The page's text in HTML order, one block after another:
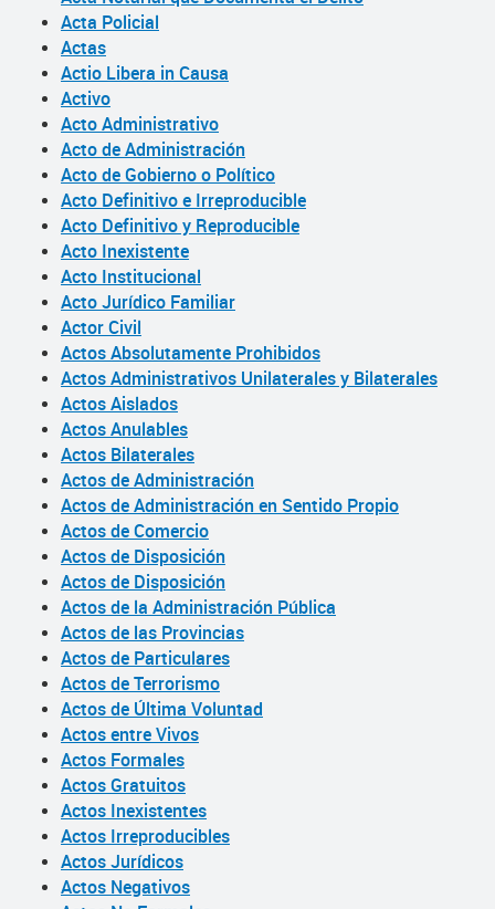
Acta Policial
Actas
Actio Libera in Causa
Activo
Acto Administrativo
Acto de Administración
Acto de Gobierno o Político
Acto Definitivo e Irreproducible
Acto Definitivo y Reproducible
Acto Inexistente
Acto Institucional
Acto Jurídico Familiar
Actor Civil
Actos Absolutamente Prohibidos
Actos Administrativos Unilaterales y Bilaterales
Actos Aislados
Actos Anulables
Actos Bilaterales
Actos de Administración
Actos de Administración en Sentido Propio
Actos de Comercio
Actos de Disposición
Actos de Disposición
Actos de la Administración Pública
Actos de las Provincias
Actos de Particulares
Actos de Terrorismo
Actos de Última Voluntad
Actos entre Vivos
Actos Formales
Actos Gratuitos
Actos Inexistentes
Actos Irreproducibles
Actos Jurídicos
Actos Negativos